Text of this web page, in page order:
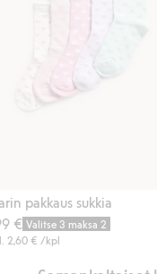
pakkaus sukkia
€ Valitse 3 maksa 2
2,60 € /kpl